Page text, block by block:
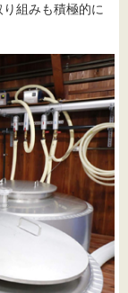
組みも積極的に